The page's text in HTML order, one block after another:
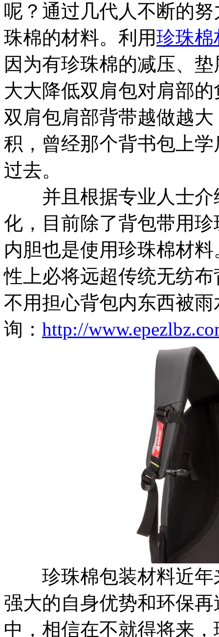
呢？通过几代人不断的
珠棉的材料。利用珍珠棉
因为有珍珠棉的减压、
大大降低双肩包对肩部
双肩包肩部背带越做越
积，曾经那个背书包上
过去。
并且根据专业人士介
化，目前除了背包带用
内胆也是使用珍珠棉材
性上必将远超传统无纺
不用担心背包内东西被
询： http://
珍珠棉包装材料近年
强大的自身优势和环保
中，相信在不就得将来